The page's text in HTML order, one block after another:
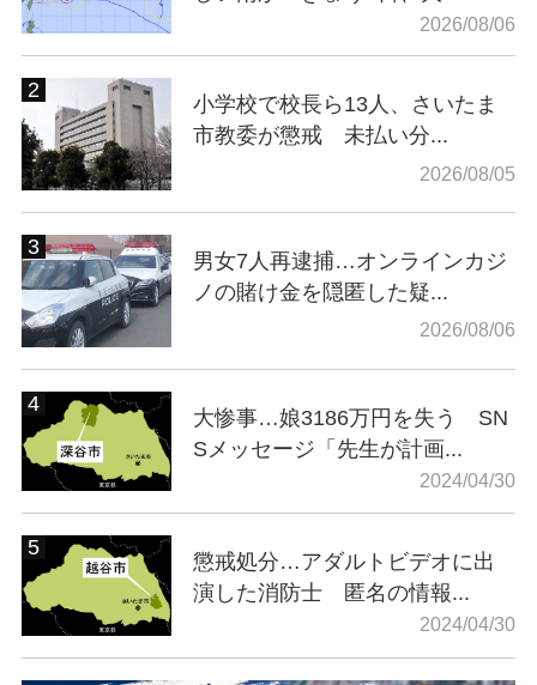
2026/08/06
小学校で校長ら13人、さいたま
市教委が懲戒 未払い分...
2026/08/05
男女7人再逮捕…オンラインカジ
ノの賭け金を隠匿した疑...
2026/08/06
大惨事…娘3186万円を失う SN
Sメッセージ「先生が計画...
2024/04/30
懲戒処分…アダルトビデオに出
演した消防士 匿名の情報...
2024/04/30